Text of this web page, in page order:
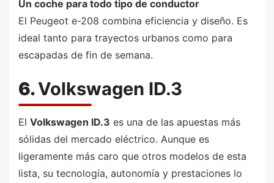
Un coche para todo tipo de conductor
El Peugeot e-208 combina eficiencia y diseño. Es
ideal tanto para trayectos urbanos como para
escapadas de fin de semana.
6.Volkswagen ID.3
El Volkswagen ID.3 es una de las apuestas más
sólidas del mercado eléctrico. Aunque es
ligeramente más caro que otros modelos de esta
lista, su tecnología, autonomía y prestaciones lo